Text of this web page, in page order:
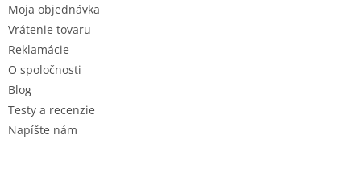
Moja objednávka
Vrátenie tovaru
Reklamácie
O spoločnosti
Blog
Testy a recenzie
Napíšte nám